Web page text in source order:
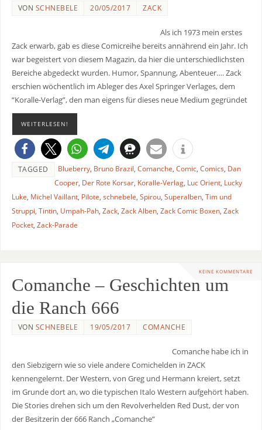
VON SCHNEBELE 20/05/2017 ZACK
Als ich 1973 mein erstes
Zack erwarb, gab es diese Comicreihe bereits annährend ein Jahr. Ich
war begeistert von diesem Magazin, da hier die unterschiedlichsten
Bereiche abgedeckt wurden. Humor, Spannung, Abenteuer…. Zack
erschien wöchentlich im Ableger des Axel Springer Verlages, dem
“Koralle-Verlag”, den man eigens für dieses neue Medium gegründet
WEITERLESEN!
TAGGED Blueberry, Bruno Brazil, Comanche, Comic, Comics, Dan
Cooper, Der Rote Korsar, Koralle-Verlag, Luc Orient, Lucky
Luke, Michel Vaillant, Pilote, schnebele, Spirou, Superalben, Tim und
Struppi, Tintin, Umpah-Pah, Zack, Zack Alben, Zack Comic Boxen, Zack
Pocket, Zack-Parade
KEINE KOMMENTARE
Comanche – Geschichten um
die Ranch 666
VON SCHNEBELE 19/05/2017 COMANCHE
Comanche habe ich in
den Siebzigern wie so viele andere Comichelden in ZACK
kennengelernt. Der Western, von Greg und Hermann kreiert, setzt
im Grunde dort an, wo die typischen Italo Western aufgehört haben.
Die Stories drehen sich um den Revolverhelden Red Dust, der von
der Besitzerin der 666 Ranch „Comanche“